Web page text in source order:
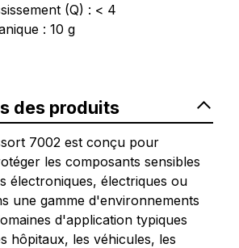
(Q) : < 4
: 10 g
des produits
7002 est conçu pour
les composants sensibles
électroniques, électriques ou
une gamme d'environnements
d'application typiques
hôpitaux, les véhicules, les